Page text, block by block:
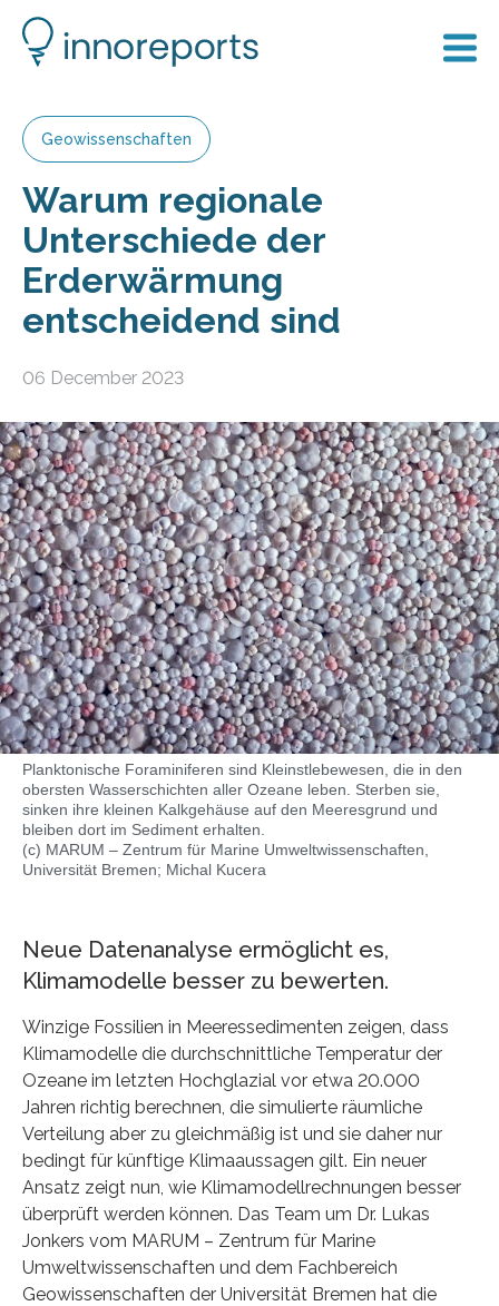
Geowissenschaften
Warum regionale
Unterschiede der
Erderwärmung
entscheidend sind
06 December 2023
Planktonische Foraminiferen sind Kleinstlebewesen, die in den
obersten Wasserschichten aller Ozeane leben. Sterben sie,
sinken ihre kleinen Kalkgehäuse auf den Meeresgrund und
bleiben dort im Sediment erhalten.
(c) MARUM – Zentrum für Marine Umweltwissenschaften,
Universität Bremen; Michal Kucera
Neue Datenanalyse ermöglicht es,
Klimamodelle besser zu bewerten.
Winzige Fossilien in Meeressedimenten zeigen, dass
Klimamodelle die durchschnittliche Temperatur der
Ozeane im letzten Hochglazial vor etwa 20.000
Jahren richtig berechnen, die simulierte räumliche
Verteilung aber zu gleichmäßig ist und sie daher nur
bedingt für künftige Klimaaussagen gilt. Ein neuer
Ansatz zeigt nun, wie Klimamodellrechnungen besser
überprüft werden können. Das Team um Dr. Lukas
Jonkers vom MARUM – Zentrum für Marine
Umweltwissenschaften und dem Fachbereich
Geowissenschaften der Universität Bremen hat die